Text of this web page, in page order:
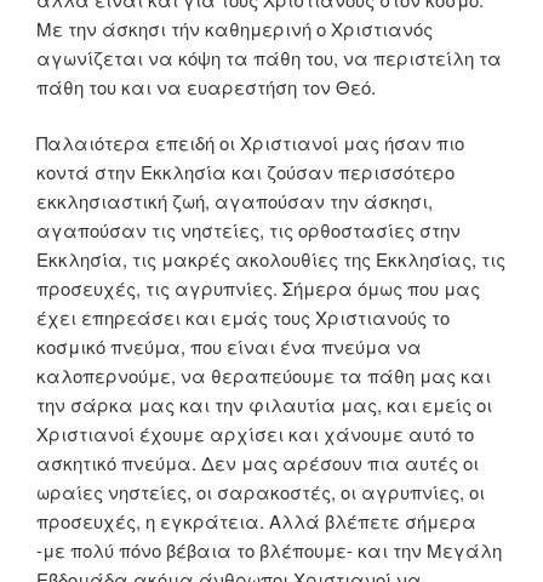
Με την άσκησι τήν καθημερινή ο Χριστιανός
αγωνίζεται να κόψη τα πάθη του, να περιστείλη τα
πάθη του και να ευαρεστήση τον Θεό.
Παλαιότερα επειδή οι Χριστιανοί μας ήσαν πιο
κοντά στην Εκκλησία και ζούσαν περισσότερο
εκκλησιαστική ζωή, αγαπούσαν την άσκησι,
αγαπούσαν τις νηστείες, τις ορθοστασίες στην
Εκκλησία, τις μακρές ακολουθίες της Εκκλησίας, τις
προσευχές, τις αγρυπνίες. Σήμερα όμως που μας
έχει επηρεάσει και εμάς τους Χριστιανούς το
κοσμικό πνεύμα, που είναι ένα πνεύμα να
καλοπερνούμε, να θεραπεύουμε τα πάθη μας και
την σάρκα μας και την φιλαυτία μας, και εμείς οι
Χριστιανοί έχουμε αρχίσει και χάνουμε αυτό το
ασκητικό πνεύμα. Δεν μας αρέσουν πια αυτές οι
ωραίες νηστείες, οι σαρακοστές, οι αγρυπνίες, οι
προσευχές, η εγκράτεια. Αλλά βλέπετε σήμερα
-με πολύ πόνο βέβαια το βλέπουμε- και την Μεγάλη